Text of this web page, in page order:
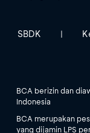
SBDK |
BCA berizin dan
Indonesia
BCA merupakan
yang dijamin LPS